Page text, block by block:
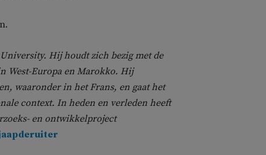
Hij houdt zich bezig met de
West-Europa en Marokko. Hij
waaronder in het Frans, en gaat het
context. In heden en verleden heeft
en ontwikkelproject